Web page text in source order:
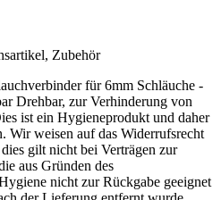
Zubehör
für 6mm Schläuche -
Drehbar, zur Verhinderung von
ist ein Hygieneprodukt und daher
Wir weisen auf das Widerrufsrecht
gilt nicht bei Verträgen zur
aus Gründen des
nicht zur Rückgabe geeignet